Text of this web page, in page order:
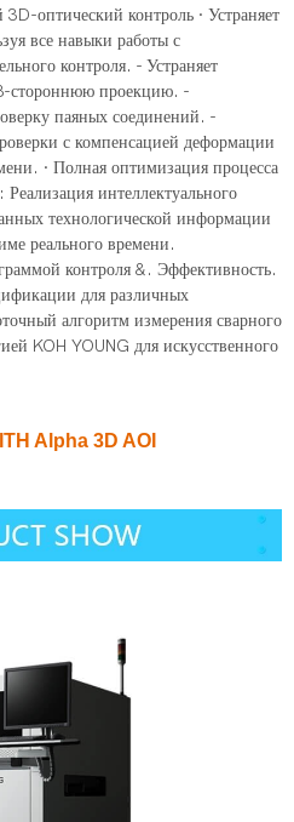
оптический контроль · Устраняет
все навыки работы с
контроля. - Устраняет
стороннюю проекцию. -
паяных соединений. -
с компенсацией деформации
· Полная оптимизация процесса
интеллектуального
технологической информации
реального времени.
контроля &. Эффективность.
для различных
алгоритм измерения сварного
KOH YOUNG для искусственного
Alpha 3D AOI